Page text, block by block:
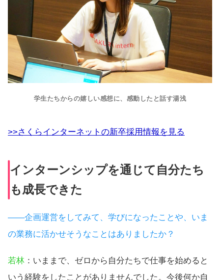
学生たちからの嬉しい感想に、感動したと話す湯浅
>>さくらインターネットの新卒採用情報を見る
インターンシップを通じて自分たち
も成長できた
――企画運営をしてみて、学びになったことや、いま
の業務に活かせそうなことはありましたか？
若林 ：いままで、ゼロから自分たちで仕事を始めると
いう経験をしたことがありませんでした。今後何か自